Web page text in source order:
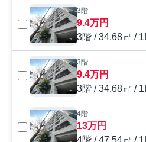
3階
9.4万円
3階 / 34.68㎡ /
3階
9.4万円
3階 / 34.68㎡ /
4階
13万円
4階 / 47.54㎡ /